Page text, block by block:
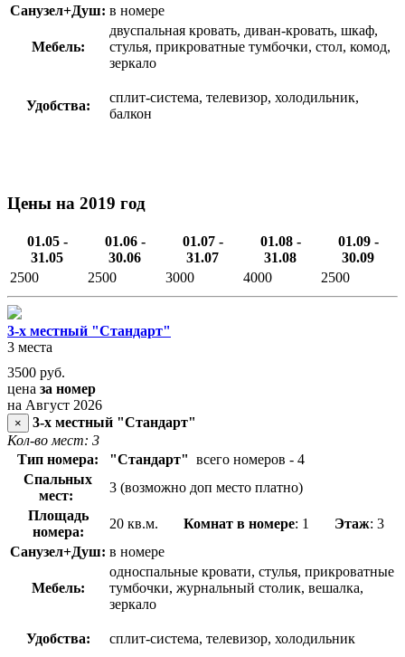
Санузел+Душ: в номере
Мебель:
двуспальная кровать, диван-кровать, шкаф,
стулья, прикроватные тумбочки, стол, комод,
зеркало
Удобства:
сплит-система, телевизор, холодильник,
балкон
Цены на 2019 год
01.05 -
31.05
01.06 -
30.06
01.07 -
31.07
01.08 -
31.08
01.09 -
30.09
2500
2500 3000 4000 2500
3-х местный "Стандарт"
3 места
3500 руб.
цена за номер
на Август 2026
×
3-х местный "Стандарт"
Кол-во мест: 3
Тип номера:
"Стандарт" всего номеров - 4
Спальных
мест:
3 (возможно доп место платно)
Площадь
номера:
20 кв.м. Комнат в номере: 1 Этаж: 3
Санузел+Душ: в номере
Мебель:
односпальные кровати, стулья, прикроватные
тумбочки, журнальный столик, вешалка,
зеркало
Удобства: сплит-система, телевизор, холодильник